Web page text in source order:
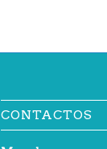
CONTACTOS